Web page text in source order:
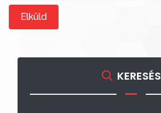
Elküld
KERESÉS